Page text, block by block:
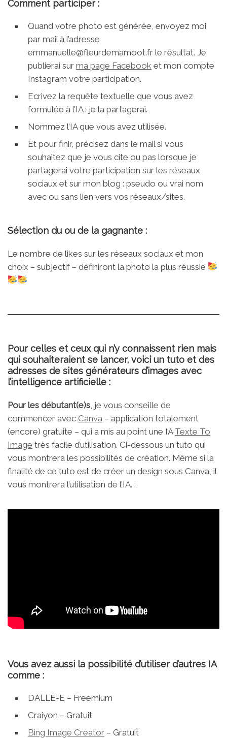
Comment participer :
Quand votre photo est générée, envoyez moi
par mail à l’adresse
emmanuelle@fleurdemamoot.fr le résultat. Je
publierai sur ma page Facebook et mon compte
Instagram votre participation.
Ecrivez la requête textuelle que vous avez
formulée à l’IA : je la partagerai.
Nommez l’IA que vous avez utilisée.
Et pour finir, précisez dans le mail si vous
souhaitez que je vous cite ou pas lorsque je
partagerai votre participation sur les réseaux
sociaux et sur mon blog : pseudo ou vrai nom
avec ou sans lien vers vos réseaux/sites.
Sélection du ou de la gagnante :
Le nombre de likes sur les réseaux sociaux et mon
choix – subjectif – définiront la photo la plus réussie
Pour celles et ceux qui n’y connaissent rien mais
qui souhaiteraient se lancer, voici un tuto et des
adresses de sites générateurs d’images avec
l’intelligence artificielle :
Pour les débutant(e)s , je vous conseille de
commencer avec Canva – application totalement
(encore) gratuite – qui a mis au point une IA Texte To
Image très facile d’utilisation. Ci-dessous un tuto qui
vous montrera les possibilités de création. Même si la
finalité de ce tuto est de créer un design sous Canva, il
vous montrera l’utilisation de l’IA. :
Vous avez aussi la possibilité d’utiliser d’autres IA
comme :
DALLE-E – Freemium
Craiyon – Gratuit
Bing Image Creator – Gratuit